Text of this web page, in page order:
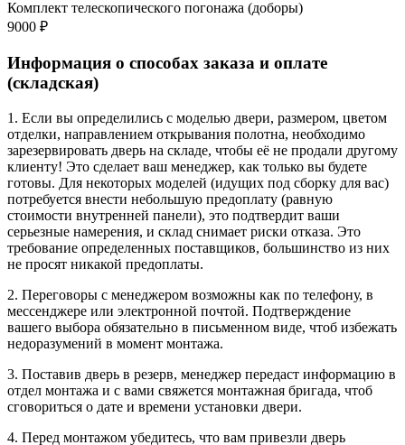
Комплект телескопического погонажа (доборы)
9000 ₽
Информация о способах заказа и оплате
(складская)
1. Если вы определились с моделью двери, размером, цветом
отделки, направлением открывания полотна, необходимо
зарезервировать дверь на складе, чтобы её не продали другому
клиенту! Это сделает ваш менеджер, как только вы будете
готовы. Для некоторых моделей (идущих под сборку для вас)
потребуется внести небольшую предоплату (равную
стоимости внутренней панели), это подтвердит ваши
серьезные намерения, и склад снимает риски отказа. Это
требование определенных поставщиков, большинство из них
не просят никакой предоплаты.
2. Переговоры с менеджером возможны как по телефону, в
мессенджере или электронной почтой. Подтверждение
вашего выбора обязательно в письменном виде, чтоб избежать
недоразумений в момент монтажа.
3. Поставив дверь в резерв, менеджер передаст информацию в
отдел монтажа и с вами свяжется монтажная бригада, чтоб
сговориться о дате и времени установки двери.
4. Перед монтажом убедитесь, что вам привезли дверь